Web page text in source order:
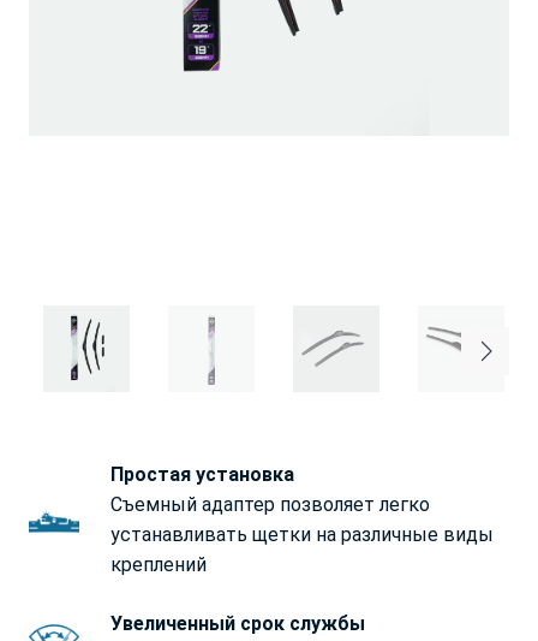
Простая установка
Съемный адаптер позволяет легко
устанавливать щетки на различные виды
креплений
Увеличенный срок службы
свои данные, вы даете согласие на
обработку персональных
Нажимая на кнопку «Отправить»,Вы даете Согласие на
Забыли пароль?